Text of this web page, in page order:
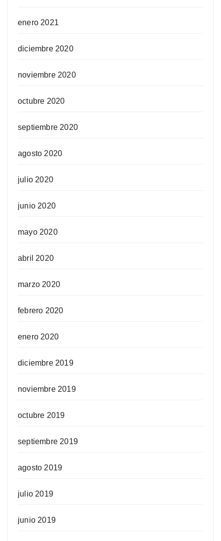
enero 2021
diciembre 2020
noviembre 2020
octubre 2020
septiembre 2020
agosto 2020
julio 2020
junio 2020
mayo 2020
abril 2020
marzo 2020
febrero 2020
enero 2020
diciembre 2019
noviembre 2019
octubre 2019
septiembre 2019
agosto 2019
julio 2019
junio 2019